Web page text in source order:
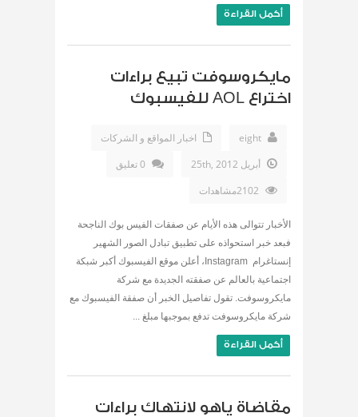
أكمل القراءة
مايكروسوفت تبيع براءات
اختراع AOL للفيسبوك
eight
اخبار المواقع و الشركات
أبريل 25th, 2012
0 تعليق
الأخبار تتوالى هذه الأيام عن صفقات الفيس بوك الناجحة
فبعد خبر استحواذه على تطبيق تبادل الصور الشهير
إنستاغرام Instagram، أعلن موقع الفيسبوك أكبر شبكة
اجتماعية بالعالم عن صفقته الجديدة مع شركة
مايكروسوفت. تقول تفاصيل الخبر أن صفقة الفيسبوك مع
شركة مايكروسوفت تدفع بموجبها مبلغ ...
أكمل القراءة
مقاضاة ياهو لانتهاك براءات